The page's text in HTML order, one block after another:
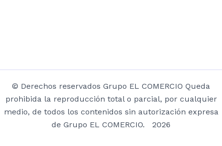
© Derechos reservados Grupo EL COMERCIO Queda
prohibida la reproducción total o parcial, por cualquier
medio, de todos los contenidos sin autorización expresa
de Grupo EL COMERCIO. 2026